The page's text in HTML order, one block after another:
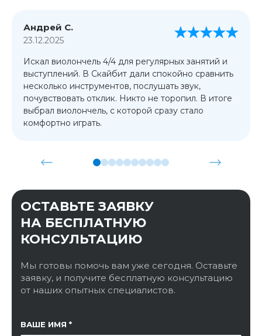
Андрей С.
23.12.2025
Искал виолончель 4/4 для регулярных занятий и
выступлений. В Скайбит дали спокойно сравнить
несколько инструментов, послушать звук,
почувствовать отклик. Никто не торопил. В итоге
выбрал виолончель, с которой сразу стало
комфортно играть.
ОСТАВЬТЕ ЗАЯВКУ
НА БЕСПЛАТНУЮ
КОНСУЛЬТАЦИЮ
Мы готовы помочь вам уже сегодня. Оставьте
заявку, и получите бесплатную консультацию
от наших опытных специалистов.
ВАШЕ ИМЯ
ССЫЛКА НА СТРАНИЦУ